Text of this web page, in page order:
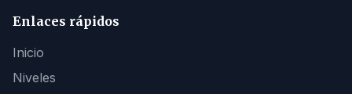
Enlaces rápidos
Inicio
Niveles